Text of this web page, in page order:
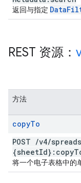
返回与指定 Data
REST 资源：
方法
copyTo
POST /v4/
{sheetId}:copy
将一个电子表格中的